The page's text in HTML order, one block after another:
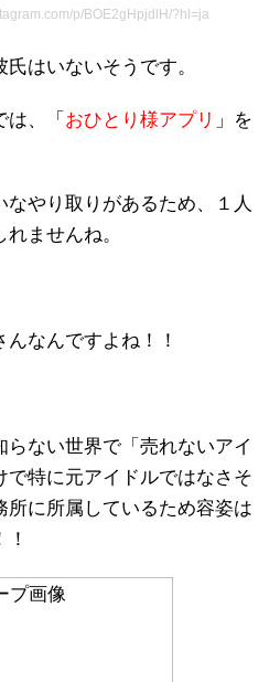
p/BOE2gHpjdlH/?hl=ja
はいないそうです。
、「 おひとり様アプリ 」を
なやり取りがあるため、１人
ませんね。
んなんですよね！！
らない世界で「売れないアイ
で特に元アイドルではなさそ
所に所属しているため容姿は